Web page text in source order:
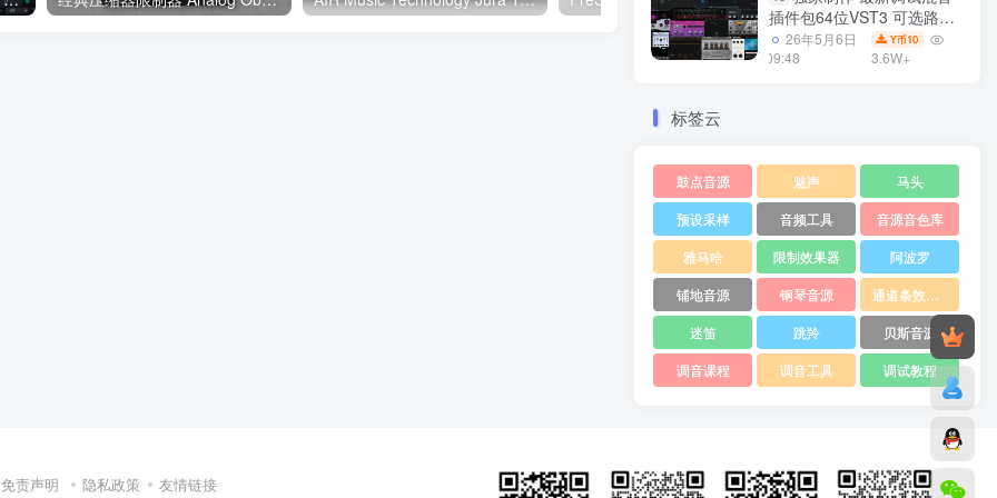
插件包64位VST3 可选路径
一键安装550个效果器合集
v3.0 WiN 支持定制
26年5月6日
09:48
Y币10
3.6W+
标签云
鼓点音源 魅声
马头
预设采样
音频工具
音源音色库
雅马哈
限制效果器
阿波罗
铺地音源
钢琴音源
通道条效果器
迷笛
跳羚
贝斯音源
调音课程
调音工具 调试教程
免责声明 隐私政策 友情链接